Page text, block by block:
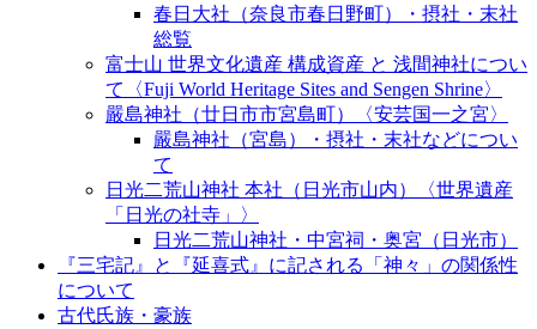
春日大社（奈良市春日野町）・摂社・末社
総覧
富士山 世界文化遺産 構成資産 と 浅間神社につい
て〈Fuji World Heritage Sites and Sengen Shrine〉
嚴島神社（廿日市市宮島町）〈安芸国一之宮〉
嚴島神社（宮島）・摂社・末社などについ
て
日光二荒山神社 本社（日光市山内）〈世界遺産
「日光の社寺」〉
日光二荒山神社・中宮祠・奥宮（日光市）
『三宅記』と『延喜式』に記される「神々」の関係性
について
古代氏族・豪族